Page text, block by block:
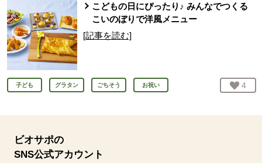
こどもの日にぴったり♪ みんなでつくる
こいのぼりで洋風メニュー
[記事を読む]
子ども グラタン ごちそう お祝い お気
4
ビオサポの
SNS公式アカウント